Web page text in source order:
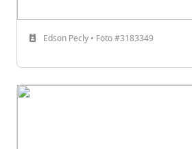
Edson Pecly • Foto #3183349